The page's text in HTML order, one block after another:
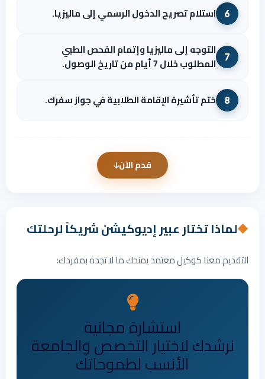
6 استلام تصريح الدخول الرسمي إلى ماليزيا.
7
التوجه إلى ماليزيا وإتمام الفحص الطبي
المطلوب خلال 7 أيام من تاريخ الوصول.
8 ختم تأشيرة الإقامة الطلابية في جواز سفرك.
قدم الآن
◆لماذا تختار عبير إديوكيشن شريكاً لرحلتك
التقديم معنا كوكيل معتمد يمنحك ما لا تجده بمفردك:
استشارة مجانية
نرشدك لاختيار التخصص والجامعة
الأنسب لطموحاتك